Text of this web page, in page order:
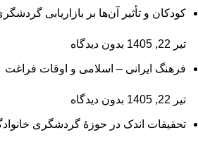
کودکان و تأثیر آن‌ها بر بازاریابی
تیر 22, 1405 بدون دیدگاه
فرهنگ ایرانی – اسلامی و اوقات فراغت
تیر 22, 1405 بدون دیدگاه
تحقیقات اندک در حوزۀ گردشگری